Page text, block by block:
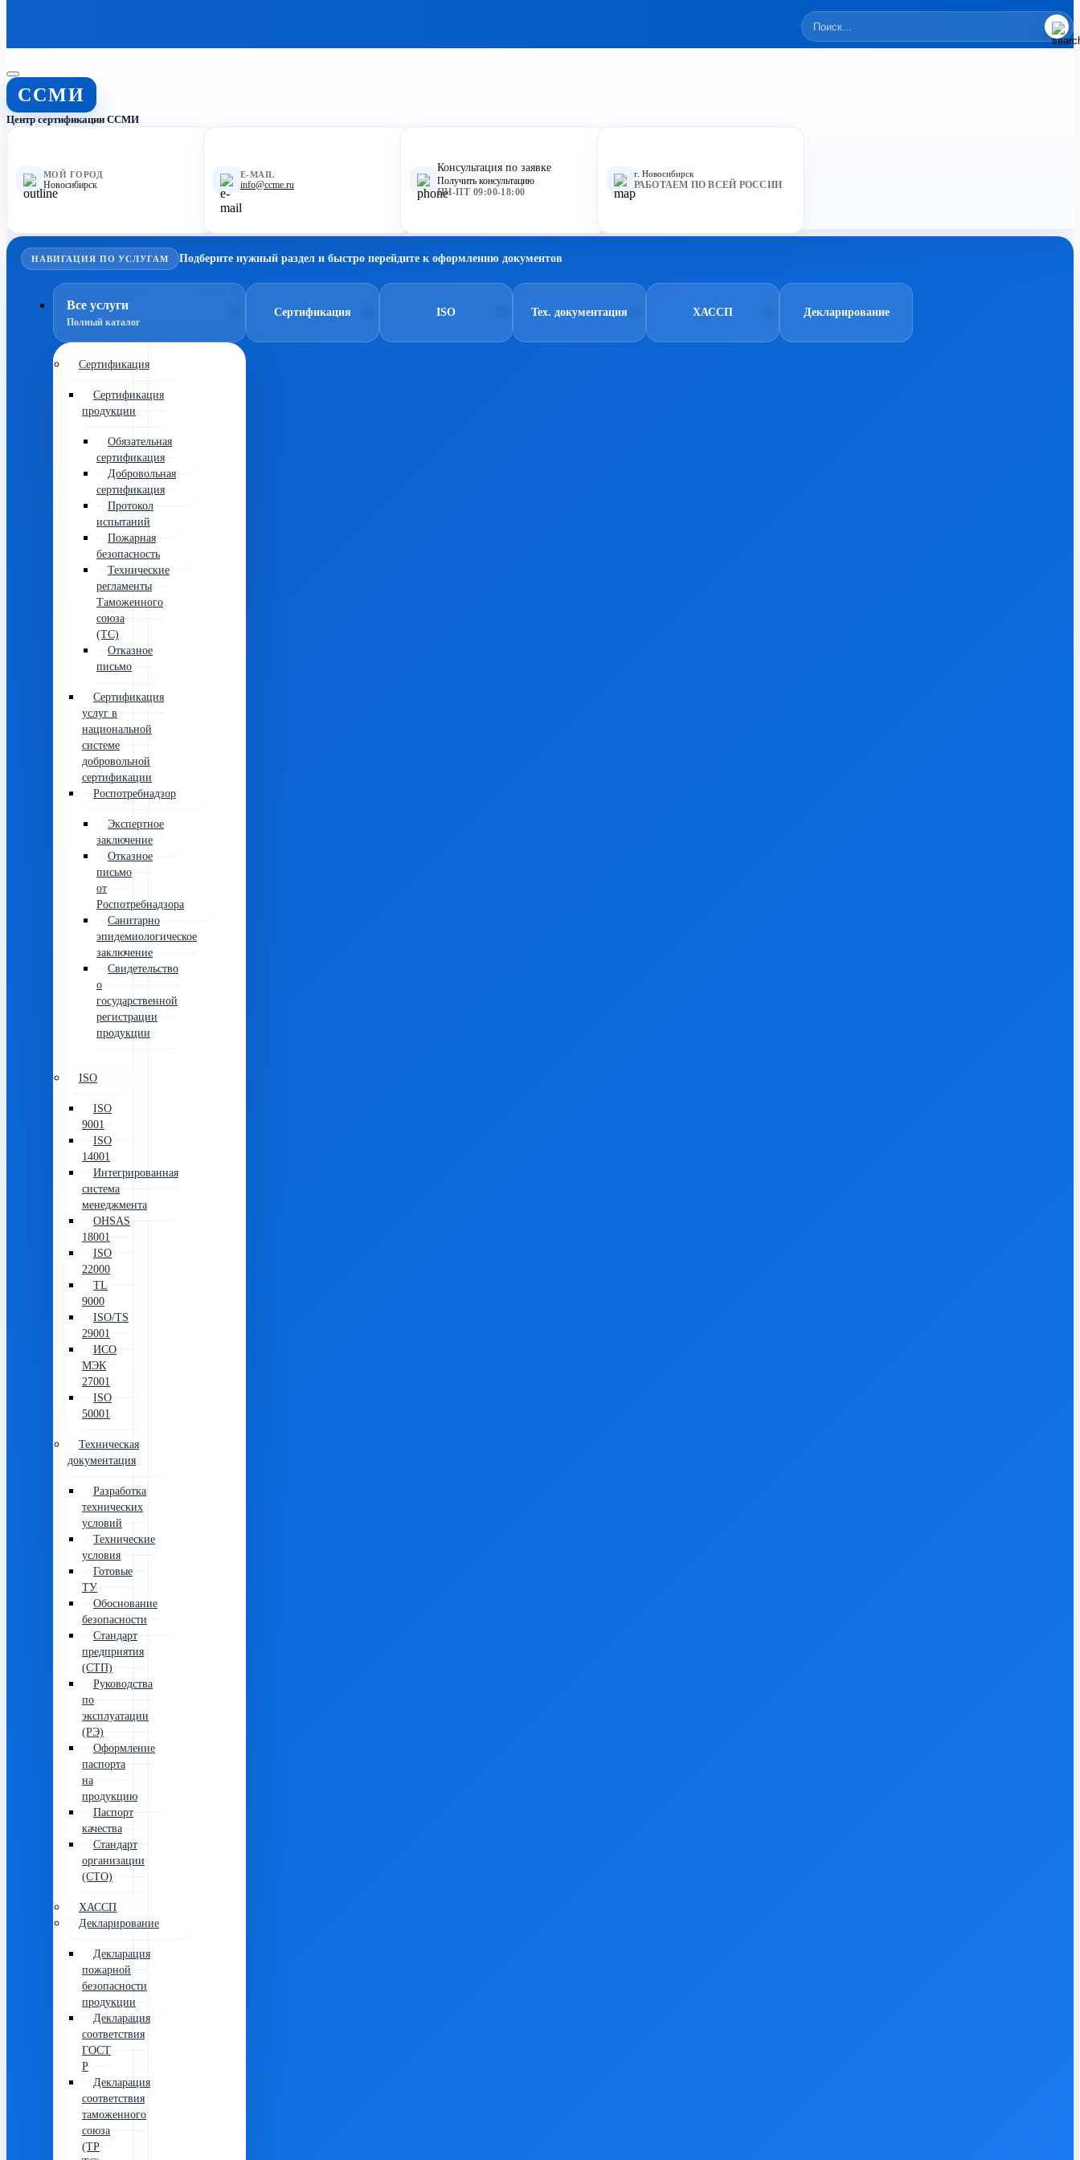
ССМИ
Центр сертификации ССМИ
МОЙ ГОРОД
Новосибирск
E-MAIL
info@ccme.ru
Консультация по заявке
Получить консультацию
ПН-ПТ 09:00-18:00
г. Новосибирск
РАБОТАЕМ ПО ВСЕЙ РОССИИ
НАВИГАЦИЯ ПО УСЛУГАМ Подберите нужный раздел и быстро перейдите к оформлению документов
Все услуги
Полный каталог
Сертификация
Сертификация
продукции
Обязательная
сертификация
Добровольная
сертификация
Протокол
испытаний
Пожарная
безопасность
Технические
регламенты
Таможенного
союза
(ТС)
Отказное
письмо
Сертификация
услуг в
национальной
системе
добровольной
сертификации
Роспотребнадзор
Экспертное
заключение
Отказное
письмо
от
Роспотребнадзора
Санитарно
эпидемиологическое
заключение
Свидетельство
о
государственной
регистрации
продукции
ISO
ISO
9001
ISO
14001
Интегрированная
система
менеджмента
OHSAS
18001
ISO
22000
TL
9000
ISO/TS
29001
ИСО
МЭК
27001
ISO
50001
Техническая
документация
Разработка
технических
условий
Технические
условия
Готовые
ТУ
Обоснование
безопасности
Стандарт
предприятия
(СТП)
Руководства
по
эксплуатации
(РЭ)
Оформление
паспорта
на
продукцию
Паспорт
качества
Стандарт
организации
(СТО)
ХАССП
Декларирование
Декларация
пожарной
безопасности
продукции
Декларация
соответствия
ГОСТ
Р
Декларация
соответствия
таможенного
союза
(ТР
Сертификация ISO Тех. документация ХАССП Декларирование